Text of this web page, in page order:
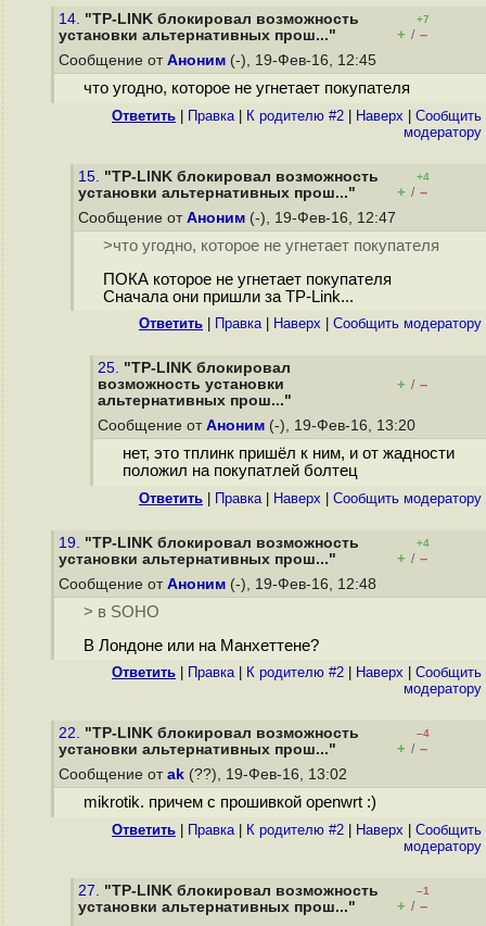
14. "TP-LINK блокировал возможность
установки альтернативных прош..."
+7
+ / –
Сообщение от Аноним (-), 19-Фев-16, 12:45
что угодно, которое не угнетает покупателя
Ответить Правка| К родителю #2 Наверх
Cообщить
модератору
15. "TP-LINK блокировал возможность
установки альтернативных прош..."
+4
+ / –
Сообщение от Аноним (-), 19-Фев-16, 12:47
>что угодно, которое не угнетает покупателя
ПОКА которое не угнетает покупателя
Сначала они пришли за TP-Link...
Ответить Правка| Наверх Cообщить модератору
25. "TP-LINK блокировал
возможность установки
альтернативных прош..."
+ / –
Сообщение от Аноним (-), 19-Фев-16, 13:20
нет, это тплинк пришёл к ним, и от жадности
положил на покупатлей болтец
Ответить Правка| Наверх Cообщить модератору
19. "TP-LINK блокировал возможность
установки альтернативных прош..."
+4
+ / –
Сообщение от Аноним (-), 19-Фев-16, 12:48
> в SOHO
В Лондоне или на Манхеттене?
Ответить Правка| К родителю #2 Наверх
Cообщить
модератору
22. "TP-LINK блокировал возможность
установки альтернативных прош..."
–4
+ / –
Сообщение от ak (??), 19-Фев-16, 13:02
mikrotik. причем с прошивкой openwrt :)
Ответить Правка| К родителю #2 Наверх
Cообщить
модератору
27. "TP-LINK блокировал возможность
установки альтернативных прош..."
–1
+ / –